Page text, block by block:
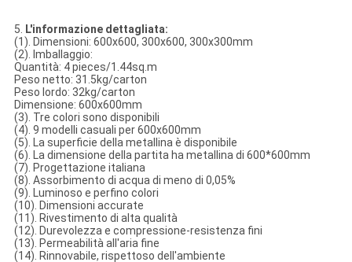
5. L'informazione dettagliata:
(1). Dimensioni: 600x600, 300x600, 300x300mm
(2). Imballaggio:
Quantità: 4 pieces/1.44sq.m
Peso netto: 31.5kg/carton
Peso lordo: 32kg/carton
Dimensione: 600x600mm
(3). Tre colori sono disponibili
(4). 9 modelli casuali per 600x600mm
(5). La superficie della metallina è disponibile
(6). La dimensione della partita ha metallina di 600*600mm
(7). Progettazione italiana
(8). Assorbimento di acqua di meno di 0,05%
(9). Luminoso e perfino colori
(10). Dimensioni accurate
(11). Rivestimento di alta qualità
(12). Durevolezza e compressione-resistenza fini
(13). Permeabilità all'aria fine
(14). Rinnovabile, rispettoso dell'ambiente